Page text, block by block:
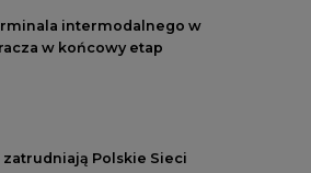
intermodalnego w
w końcowy etap
zatrudniają Polskie Sieci